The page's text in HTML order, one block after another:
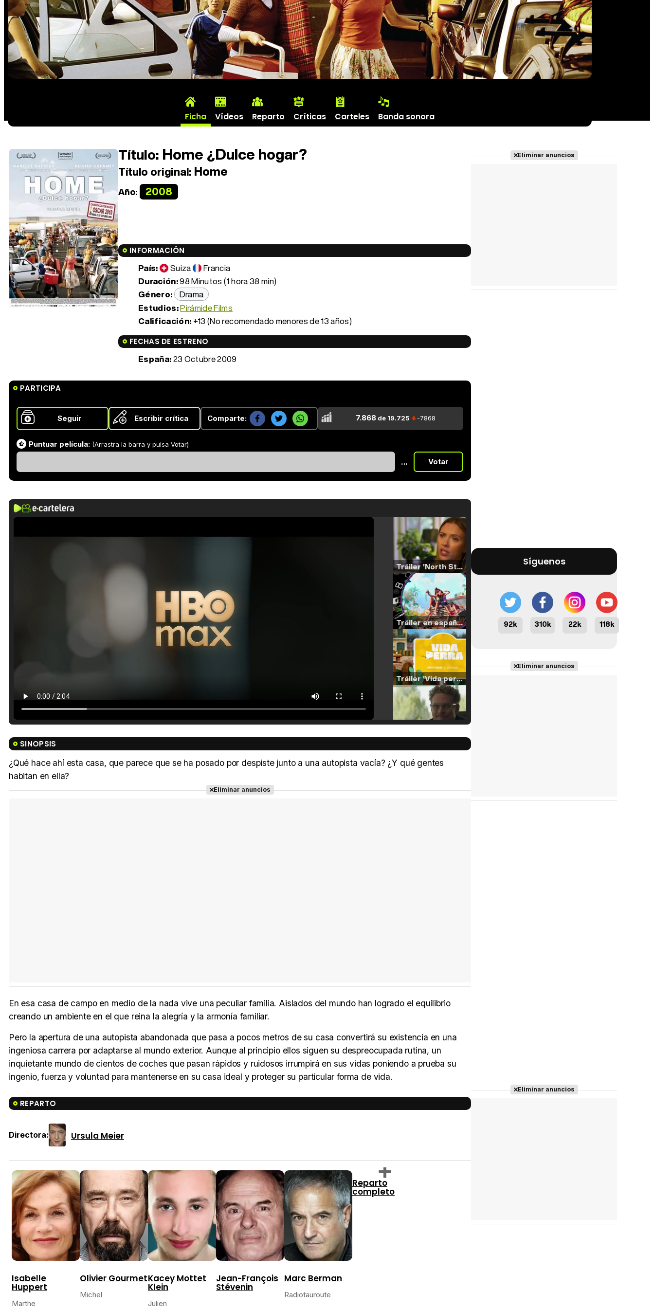
Ficha Vídeos Reparto Críticas Carteles Banda sonora
Título: Home ¿Dulce hogar?
Título original: Home
Año: 2008
INFORMACIÓN
País: Suiza
Francia
Duración:98 Minutos (1 hora 38 min)
Género: Drama
Estudios:Pirámide Films
Calificación: +13 (No recomendado menores de 13 años)
FECHAS DE ESTRENO
España:23 Octubre 2009
PARTICIPA
Seguir Escribir crítica Comparte: 7.868de 19.725 -7868
Puntuar película: (Arrastra la barra y pulsa Votar)
... Votar
Tráiler 'North Star' (2023)
Tráiler en español de 'La isla olvidada'
Tráiler 'Vida perra' (2026)
Tráiler en español 'Outcome' (2026)
SINOPSIS
¿Qué hace ahí esta casa, que parece que se ha posado por despiste junto a una autopista vacía? ¿Y qué gentes
habitan en ella?
Eliminar anuncios
En esa casa de campo en medio de la nada vive una peculiar familia. Aislados del mundo han logrado el equilibrio
creando un ambiente en el que reina la alegría y la armonía familiar.
Pero la apertura de una autopista abandonada que pasa a pocos metros de su casa convertirá su existencia en una
ingeniosa carrera por adaptarse al mundo exterior. Aunque al principio ellos siguen su despreocupada rutina, un
inquietante mundo de cientos de coches que pasan rápidos y ruidosos irrumpirá en sus vidas poniendo a prueba su
ingenio, fuerza y voluntad para mantenerse en su casa ideal y proteger su particular forma de vida.
REPARTO
Directora: Ursula Meier
Isabelle
Huppert
Marthe
Olivier Gourmet
Michel
Kacey Mottet
Klein
Julien
Jean-François
Stévenin
Marc Berman
Radiotauroute
Reparto
completo
Eliminar anuncios
Síguenos
92k 310k 22k 118k
Eliminar anuncios
Eliminar anuncios